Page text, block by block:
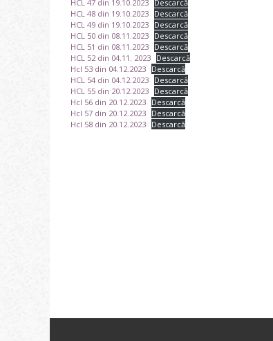
HCL 47 din 19.10.2023 Descarcă
HCL 48 din 19.10.2023 Descarcă
HCL 49 din 19.10.2023 Descarcă
HCL 50 din 08.11.2023 Descarcă
HCL 51 din 08.11.2023 Descarcă
HCL 52 din 04.11. 2023 Descarcă
Hcl 53 din 04.12.2023 Descarcă
HCL 54 din 04.12.2023 Descarcă
HCL 55 din 20.12.2023 Descarcă
Hcl 56 din 20.12.2023 Descarcă
Hcl 57 din 20.12.2023 Descarcă
Hcl 58 din 20.12.2023 Descarcă